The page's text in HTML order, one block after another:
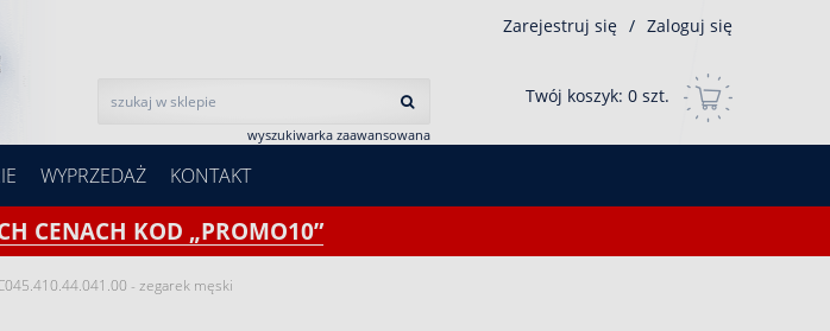
wyszukiwarka zaawansowana
Zarejestruj się / Zaloguj się
Twój koszyk: 0 szt.
WYPRZEDAŻ KONTAKT
CENACH KOD „PROMO10”
- zegarek męski